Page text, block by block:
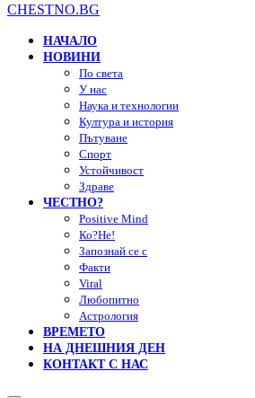
CHESTNO.BG
НАЧАЛО
НОВИНИ
По света
У нас
Наука и технологии
Култура и история
Пътуване
Спорт
Устойчивост
Здраве
ЧЕСТНО?
Positive Mind
Ко?Не!
Запознай се с
Факти
Viral
Любопитно
Астрология
ВРЕМЕТО
НА ДНЕШНИЯ ДЕН
КОНТАКТ С НАС